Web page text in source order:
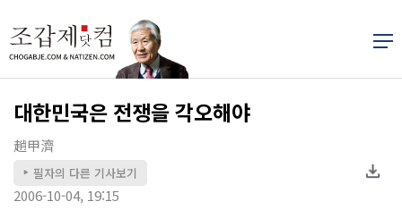
대한민국은 전쟁을 각오해야
趙甲濟
▶ 필자의 다른 기사보기
2006-10-04, 19:15